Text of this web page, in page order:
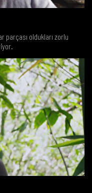
parçası oldukları zorlu